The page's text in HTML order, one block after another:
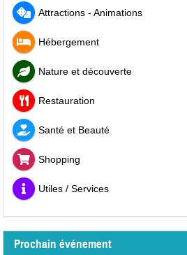
Attractions - Animations
Hébergement
Nature et découverte
Restauration
Santé et Beauté
Shopping
Utiles / Services
Prochain événement